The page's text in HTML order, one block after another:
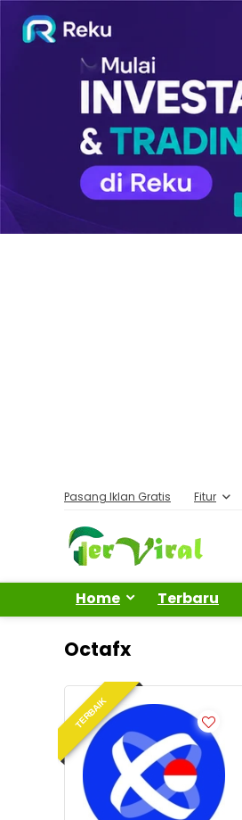
Pasang Iklan Gratis Fitur
Home Terbaru
Octafx
TERBAIK